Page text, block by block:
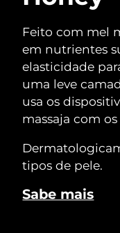
Feito com mel
em nutrientes
elasticidade
uma leve
usa os
massaja com
tipos de pele.
Sabe mais